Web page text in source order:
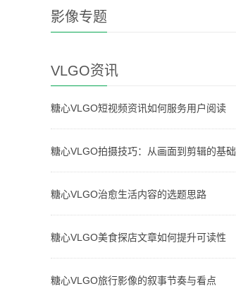
影像专题
VLGO资讯
糖心VLGO短视频资讯如何服务用户阅读
糖心VLGO拍摄技巧：从画面到剪辑的基础
糖心VLGO治愈生活内容的选题思路
糖心VLGO美食探店文章如何提升可读性
糖心VLGO旅行影像的叙事节奏与看点